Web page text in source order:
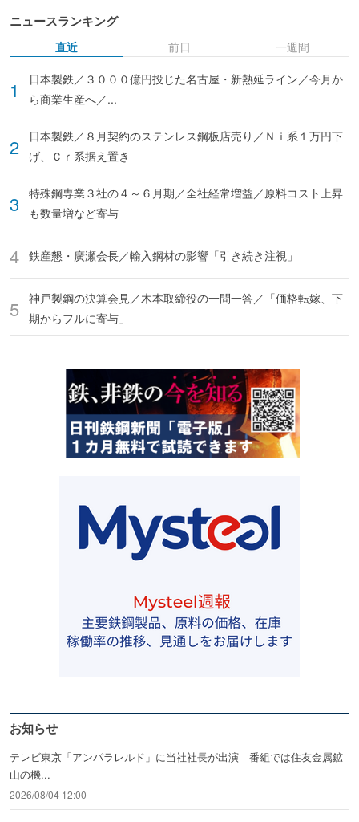
ニュースランキング
直近
日本製鉄／３０００億円投じた名古屋・新熱延ライン／今月か
ら商業生産へ／...
日本製鉄／８月契約のステンレス鋼板店売り／Ｎｉ系１万円下
げ、Ｃｒ系据え置き
特殊鋼専業３社の４～６月期／全社経常増益／原料コスト上昇
も数量増など寄与
鉄産懇・廣瀬会長／輸入鋼材の影響「引き続き注視」
神戸製鋼の決算会見／木本取締役の一問一答／「価格転嫁、下
期からフルに寄与」
前日 一週間
お知らせ
テレビ東京「アンパラレルド」に当社社長が出演 番組では住友金属鉱
山の機...
2026/08/04 12:00